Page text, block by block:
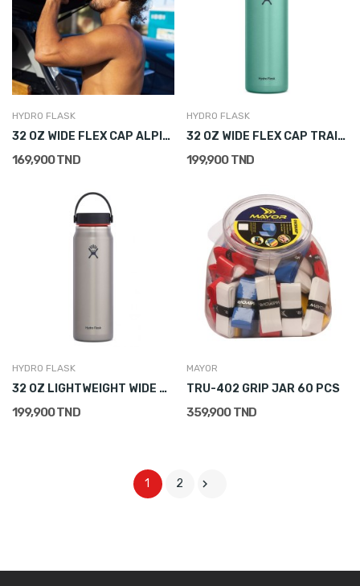
HYDRO FLASK
32 OZ WIDE FLEX CAP ALPINE
169,900 TND
HYDRO FLASK
32 OZ WIDE FLEX CAP TRAIL LIGHTWEIGHT
199,900 TND
HYDRO FLASK
32 OZ LIGHTWEIGHT WIDE FLEX CAP SLATE
199,900 TND
MAYOR
TRU-402 GRIP JAR 60 PCS
359,900 TND
1 2 